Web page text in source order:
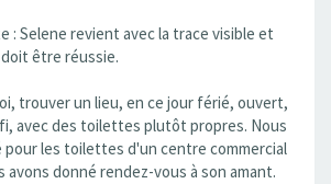
: Selene revient avec la trace visible et
être réussie.
trouver un lieu, en ce jour férié, ouvert,
avec des toilettes plutôt propres. Nous
pour les toilettes d'un centre commercial
avons donné rendez-vous à son amant.